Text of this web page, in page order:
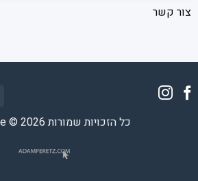
צור קשר
כל הזכויות שמורות 2026 © KipaStore